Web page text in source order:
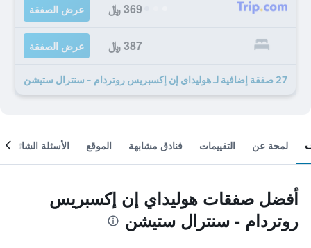
369 ﷼ عرض الصفقة
387 ﷼ عرض الصفقة
27 صفقة إضافية لـ هوليداي إن إكسبريس روتردام - سنترال ستيشن
لمحة عن التقييمات فنادق مشابهة الموقع الأسئلة الشائعة
أفضل صفقات هوليداي إن إكسبريس
روتردام - سنترال ستيشن